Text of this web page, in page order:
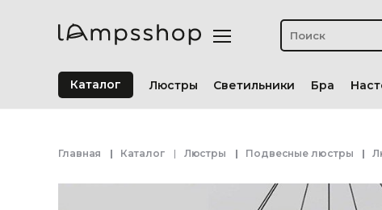
Каталог Люстры Светильники Бра
Главная Каталог Люстры Подвесные люстры